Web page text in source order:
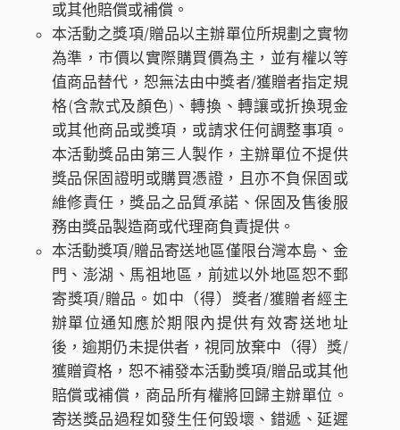
或其他賠償或補償。
本活動之獎項/贈品以主辦單位所規劃之實物
為準，市價以實際購買價為主，並有權以等
值商品替代，恕無法由中獎者/獲贈者指定規
格(含款式及顏色)、轉換、轉讓或折換現金
或其他商品或獎項，或請求任何調整事項。
本活動獎品由第三人製作，主辦單位不提供
獎品保固證明或購買憑證，且亦不負保固或
維修責任，獎品之品質承諾、保固及售後服
務由獎品製造商或代理商負責提供。
本活動獎項/贈品寄送地區僅限台灣本島、金
門、澎湖、馬祖地區，前述以外地區恕不郵
寄獎項/贈品。如中（得）獎者/獲贈者經主
辦單位通知應於期限內提供有效寄送地址
後，逾期仍未提供者，視同放棄中（得）獎/
獲贈資格，恕不補發本活動獎項/贈品或其他
賠償或補償，商品所有權將回歸主辦單位。
寄送獎品過程如發生任何毀壞、錯遞、延遲